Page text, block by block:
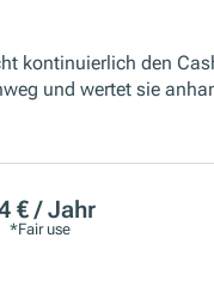
kontinuierlich den
und wertet sie
€ / Jahr
*Fair use